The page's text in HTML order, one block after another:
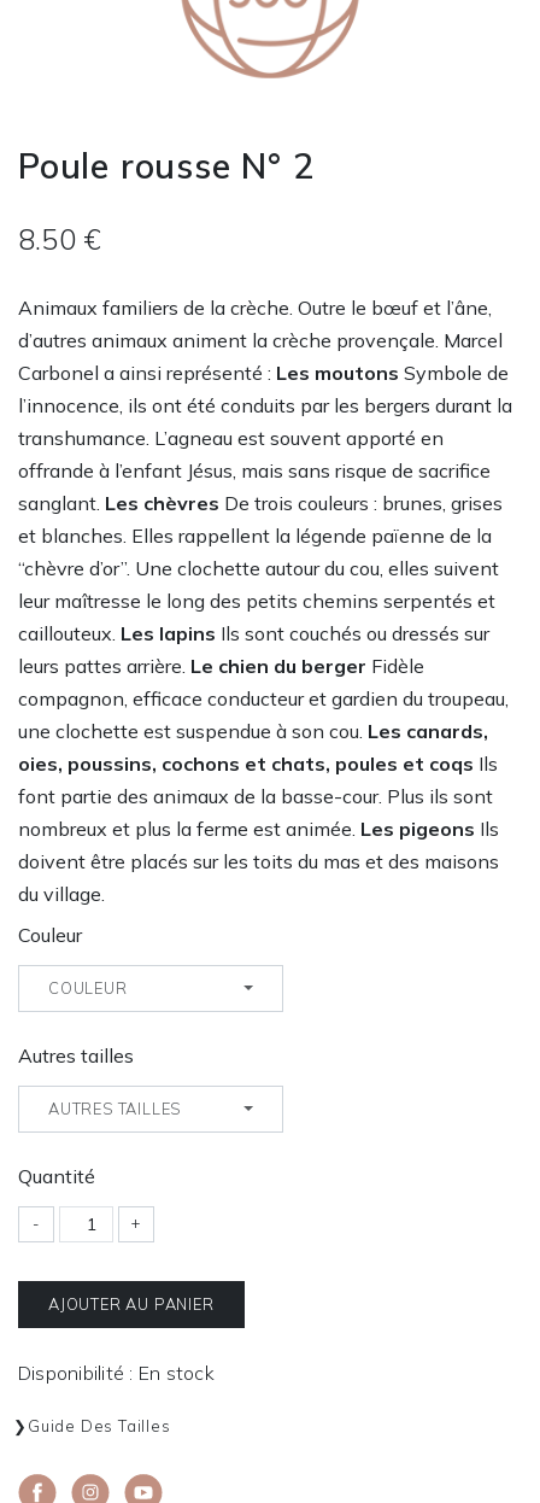
Poule rousse N° 2
8.50 €
Animaux familiers de la crèche. Outre le bœuf et l’âne,
d’autres animaux animent la crèche provençale. Marcel
Carbonel a ainsi représenté : Les moutons Symbole de
l’innocence, ils ont été conduits par les bergers durant la
transhumance. L’agneau est souvent apporté en
offrande à l’enfant Jésus, mais sans risque de sacrifice
sanglant. Les chèvres De trois couleurs : brunes, grises
et blanches. Elles rappellent la légende païenne de la
“chèvre d’or”. Une clochette autour du cou, elles suivent
leur maîtresse le long des petits chemins serpentés et
caillouteux. Les lapins Ils sont couchés ou dressés sur
leurs pattes arrière. Le chien du berger Fidèle
compagnon, efficace conducteur et gardien du troupeau,
une clochette est suspendue à son cou. Les canards,
oies, poussins, cochons et chats, poules et coqs Ils
font partie des animaux de la basse-cour. Plus ils sont
nombreux et plus la ferme est animée. Les pigeons Ils
doivent être placés sur les toits du mas et des maisons
du village.
Couleur
COULEUR
Autres tailles
AUTRES TAILLES
Quantité
- +
AJOUTER AU PANIER
Disponibilité : En stock
Guide Des Tailles